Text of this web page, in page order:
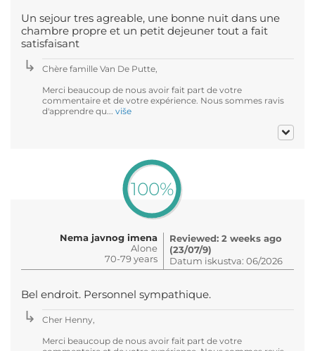
Un sejour tres agreable, une bonne nuit dans une
chambre propre et un petit dejeuner tout a fait
satisfaisant
Chère famille Van De Putte,
Merci beaucoup de nous avoir fait part de votre
commentaire et de votre expérience. Nous sommes ravis
d'apprendre qu... više
100%
Nema javnog imena
Alone
70-79 years
Reviewed: 2 weeks ago
(23/07/9)
Datum iskustva: 06/2026
Bel endroit. Personnel sympathique.
Cher Henny,
Merci beaucoup de nous avoir fait part de votre